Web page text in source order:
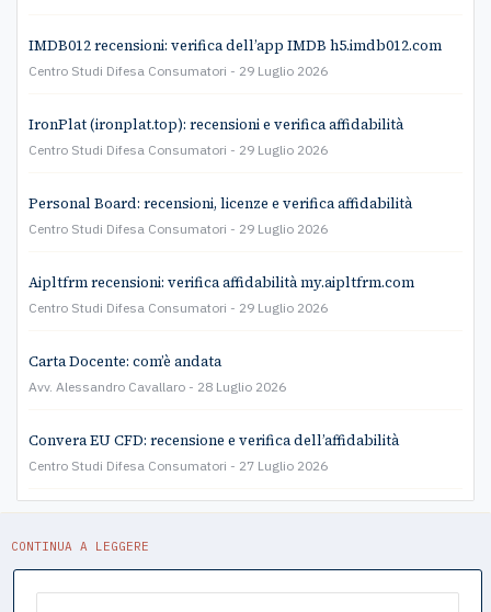
IMDB012 recensioni: verifica dell’app IMDB h5.imdb012.com
Centro Studi Difesa Consumatori 29 Luglio 2026
IronPlat (ironplat.top): recensioni e verifica affidabilità
Centro Studi Difesa Consumatori 29 Luglio 2026
Personal Board: recensioni, licenze e verifica affidabilità
Centro Studi Difesa Consumatori 29 Luglio 2026
Aipltfrm recensioni: verifica affidabilità my.aipltfrm.com
Centro Studi Difesa Consumatori 29 Luglio 2026
Carta Docente: com’è andata
Avv. Alessandro Cavallaro 28 Luglio 2026
Convera EU CFD: recensione e verifica dell’affidabilità
Centro Studi Difesa Consumatori 27 Luglio 2026
CONTINUA A LEGGERE